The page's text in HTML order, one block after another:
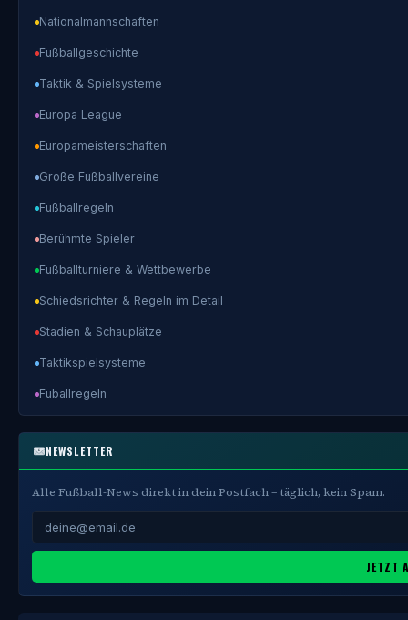
Nationalmannschaften
Fußballgeschichte
Taktik & Spielsysteme
Europa League
Europameisterschaften
Große Fußballvereine
Fußballregeln
Berühmte Spieler
Fußballturniere & Wettbewerbe
Schiedsrichter & Regeln im Detail
Stadien & Schauplätze
Taktikspielsysteme
Fuballregeln
NEWSLETTER
Alle Fußball-News direkt in dein Postfach – täglich, kein Spam.
JETZT